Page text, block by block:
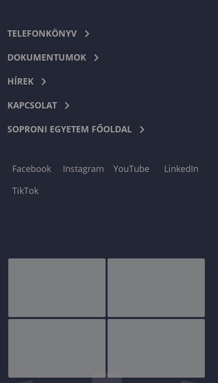
TELEFONKÖNYV
DOKUMENTUMOK
HÍREK
KAPCSOLAT
SOPRONI EGYETEM FŐOLDAL
Facebook Instagram YouTube
LinkedIn
TikTok